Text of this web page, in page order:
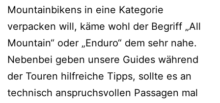
Mountainbikens in eine Kategorie
verpacken will, käme wohl der Begriff „All
Mountain“ oder „Enduro“ dem sehr nahe.
Nebenbei geben unsere Guides während
der Touren hilfreiche Tipps, sollte es an
technisch anspruchsvollen Passagen mal